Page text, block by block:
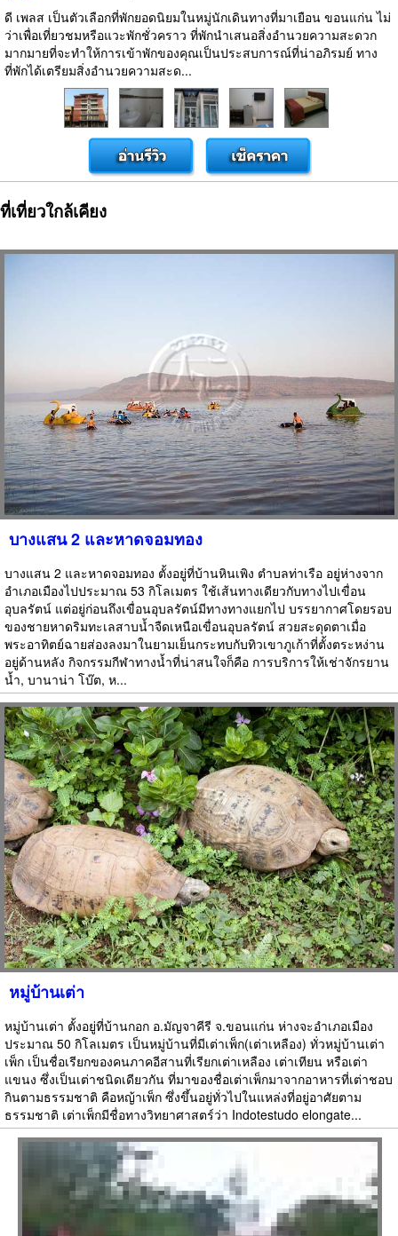
ดี เพลส เป็นตัวเลือกที่พักยอดนิยมในหมู่นักเดินทางที่มาเยือน ขอนแก่น ไม่
ว่าเพื่อเที่ยวชมหรือแวะพักชั่วคราว ที่พักนำเสนอสิ่งอำนวยความสะดวก
มากมายที่จะทำให้การเข้าพักของคุณเป็นประสบการณ์ที่น่าอภิรมย์ ทาง
ที่พักได้เตรียมสิ่งอำนวยความสะด...
ที่เที่ยวใกล้เคียง
บางแสน 2 และหาดจอมทอง
บางแสน 2 และหาดจอมทอง ตั้งอยู่ที่บ้านหินเพิง ตำบลท่าเรือ อยู่ห่างจาก
อำเภอเมืองไปประมาณ 53 กิโลเมตร ใช้เส้นทางเดียวกับทางไปเขื่อน
อุบลรัตน์ แต่อยู่ก่อนถึงเขื่อนอุบลรัตน์มีทางทางแยกไป บรรยากาศโดยรอบ
ของชายหาดริมทะเลสาบน้ำจืดเหนือเขื่อนอุบลรัตน์ สวยสะดุดตาเมื่อ
พระอาทิตย์ฉายส่องลงมาในยามเย็นกระทบกับทิวเขาภูเก้าที่ตั้งตระหง่าน
อยู่ด้านหลัง กิจกรรมกีฬาทางน้ำที่น่าสนใจก็คือ การบริการให้เช่าจักรยาน
น้ำ, บานาน่า โบ๊ต, ห...
หมู่บ้านเต่า
หมู่บ้านเต่า ตั้งอยู่ที่บ้านกอก อ.มัญจาคีรี จ.ขอนแก่น ห่างจะอำเภอเมือง
ประมาณ 50 กิโลเมตร เป็นหมู่บ้านที่มีเต่าเพ็ก(เต่าเหลือง) ทั่วหมู่บ้านเต่า
เพ็ก เป็นชื่อเรียกของคนภาคอีสานที่เรียกเต่าเหลือง เต่าเทียน หรือเต่า
แขนง ซึ่งเป็นเต่าชนิดเดียวกัน ที่มาของชื่อเต่าเพ็กมาจากอาหารที่เต่าชอบ
กินตามธรรมชาติ คือหญ้าเพ็ก ซึ่งขึ้นอยู่ทั่วไปในแหล่งที่อยู่อาศัยตาม
ธรรมชาติ เต่าเพ็กมีชื่อทางวิทยาศาสตร์ว่า Indotestudo elongate...